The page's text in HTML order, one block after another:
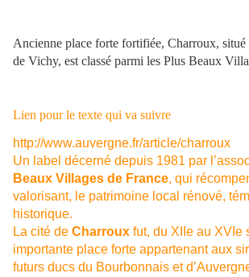
Ancienne place forte fortifiée, Charroux, situé
de Vichy, est classé parmi les Plus Beaux
Lien pour le texte qui va suivre
http://www.auvergne.fr/article/charroux
Un label décerné depuis 1981 par
Beaux Villages de France, qui
valorisant, le patrimoine local rénové,
historique.
La cité de Charroux fut, du XIIe au XVIe
importante place forte appartenant aux
futurs ducs du Bourbonnais et